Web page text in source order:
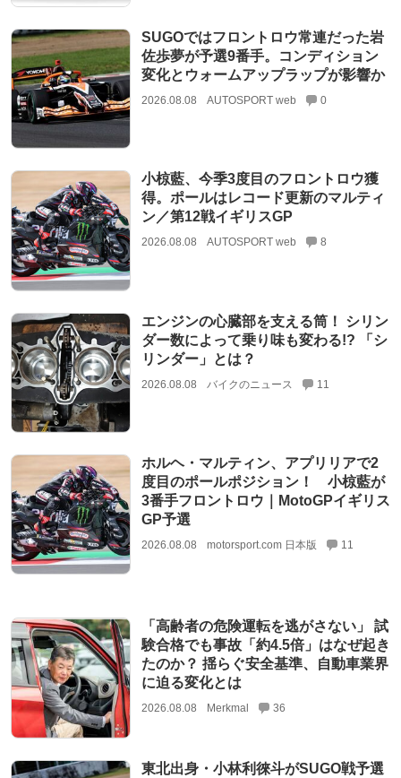
SUGOではフロントロウ常連だった岩
佐歩夢が予選9番手。コンディション
変化とウォームアップラップが影響か
2026.08.08 AUTOSPORT web 0
小椋藍、今季3度目のフロントロウ獲
得。ポールはレコード更新のマルティ
ン／第12戦イギリスGP
2026.08.08 AUTOSPORT web 8
エンジンの心臓部を支える筒！ シリン
ダー数によって乗り味も変わる!? 「シ
リンダー」とは？
2026.08.08 バイクのニュース 11
ホルヘ・マルティン、アプリリアで2
度目のポールポジション！ 小椋藍が
3番手フロントロウ｜MotoGPイギリス
GP予選
2026.08.08 motorsport.com 日本版 11
「高齢者の危険運転を逃がさない」 試
験合格でも事故「約4.5倍」はなぜ起き
たのか？ 揺らぐ安全基準、自動車業界
に迫る変化とは
2026.08.08 Merkmal 36
東北出身・小林利徠斗がSUGO戦予選